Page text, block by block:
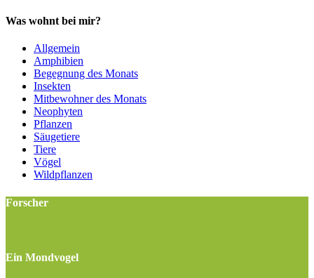
Was wohnt bei mir?
Allgemein
Amphibien
Begegnung des Monats
Insekten
Mitbewohner des Monats
Neophyten
Pflanzen
Säugetiere
Tiere
Vögel
Wildpflanzen
Forscher
Ein Mondvogel